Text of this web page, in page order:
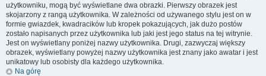
użytkowniku, mogą być wyświetlane dwa obrazki. Pierwszy obrazek jest
skojarzony z rangą użytkownika. W zależności od używanego stylu jest on w
formie gwiazdek, kwadracików lub kropek pokazujących, jak dużo postów
zostało napisanych przez użytkownika lub jaki jest jego status na tej witrynie.
Jest on wyświetlany poniżej nazwy użytkownika. Drugi, zazwyczaj większy
obrazek, wyświetlany powyżej nazwy użytkownika jest znany jako awatar i jest
unikatowy lub osobisty dla każdego użytkownika.
Na górę